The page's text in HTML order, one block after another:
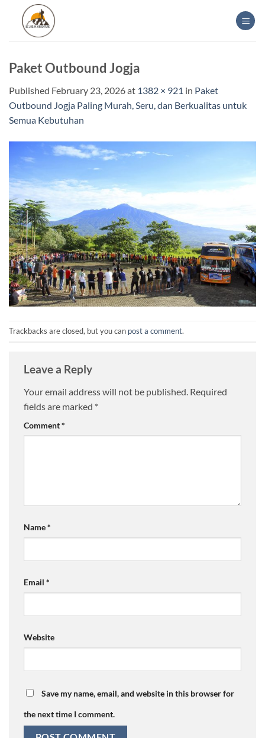
content
Paket Outbound Jogja
Published February 23, 2026at 1382 × 921 in Paket
Outbound Jogja Paling Murah, Seru, dan Berkualitas untuk
Semua Kebutuhan
Trackbacks are closed, but you can post a comment.
Leave a Reply
Your email address will not be published. Required
fields are marked *
Comment*
Name*
Email *
Website
Save my name, email, and website in this browser for
the next time I comment.